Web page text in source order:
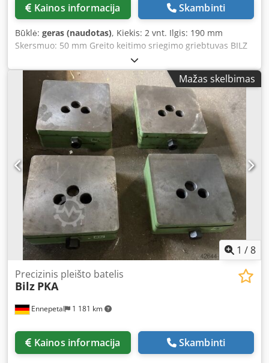
Kainos informacija Skambinti
Būklė: geras (naudotas), Kiekis: 2 vnt. Ilgis: 190 mm
Skersmuo: 50 mm Greito keitimo sriegimo griebtuvas BILZ
Reguliavimo mova WFLK 245 /TR 36x2 Bendras ilgis apie
190 mm Žr. pridėtas nuotraukas. Cjdsx R U Ikopfx Aphorf
Mažas skelbimas
1 /8
Ennepetal 1 181 km
Precizinis pleišto batelis
Bilz PKA
Kainos informacija Skambinti